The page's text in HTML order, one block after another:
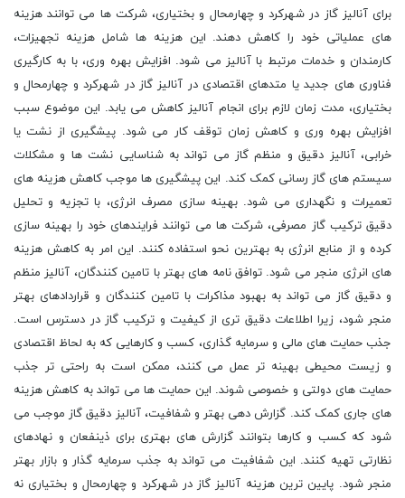
برای آنالیز گاز در شهرکرد و چهارمحال و بختیاری، شرکت ها می توانند هزینه
های عملیاتی خود را کاهش دهند. این هزینه ها شامل هزینه تجهیزات،
کارمندان و خدمات مرتبط با آنالیز می شود. افزایش بهره وری، با به کارگیری
فناوری های جدید یا متدهای اقتصادی در آنالیز گاز در شهرکرد و چهارمحال و
بختیاری، مدت زمان لازم برای انجام آنالیز کاهش می یابد. این موضوع سبب
افزایش بهره وری و کاهش زمان توقف کار می شود. پیشگیری از نشت یا
خرابی، آنالیز دقیق و منظم گاز می تواند به شناسایی نشت ها و مشکلات
سیستم های گاز رسانی کمک کند. این پیشگیری ها موجب کاهش هزینه های
تعمیرات و نگهداری می شود. بهینه سازی مصرف انرژی، با تجزیه و تحلیل
دقیق ترکیب گاز مصرفی، شرکت ها می توانند فرایندهای خود را بهینه سازی
کرده و از منابع انرژی به بهترین نحو استفاده کنند. این امر به کاهش هزینه
های انرژی منجر می شود. توافق نامه های بهتر با تامین کنندگان، آنالیز منظم
و دقیق گاز می تواند به بهبود مذاکرات با تامین کنندگان و قراردادهای بهتر
منجر شود، زیرا اطلاعات دقیق تری از کیفیت و ترکیب گاز در دسترس است.
جذب حمایت های مالی و سرمایه گذاری، کسب و کارهایی که به لحاظ اقتصادی
و زیست محیطی بهینه تر عمل می کنند، ممکن است به راحتی تر جذب
حمایت های دولتی و خصوصی شوند. این حمایت ها می تواند به کاهش هزینه
های جاری کمک کند. گزارش دهی بهتر و شفافیت، آنالیز دقیق گاز موجب می
شود که کسب و کارها بتوانند گزارش های بهتری برای ذینفعان و نهادهای
نظارتی تهیه کنند. این شفافیت می تواند به جذب سرمایه گذار و بازار بهتر
منجر شود. پایین ترین هزینه آنالیز گاز در شهرکرد و چهارمحال و بختیاری نه